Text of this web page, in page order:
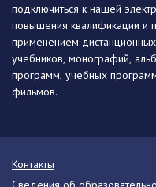
подключиться к нашей
повышения квалификации и
применением дистанционных
учебников, монографий,
программ, учебных
фильмов.
Контакты